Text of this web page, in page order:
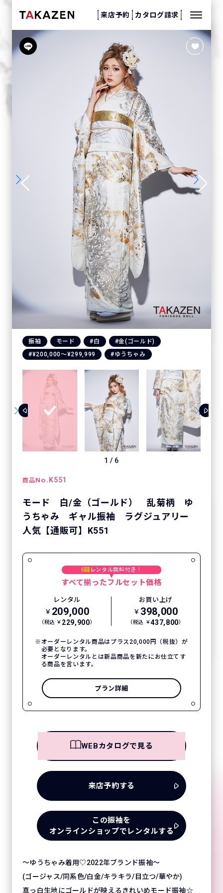
来店予約 カタログ請求
振袖 モード #白
#金(ゴールド)
#¥200,000〜¥299,999
#ゆうちゃみ
1 / 6
商品No. K551
モード 白/金（ゴールド） 乱菊柄 ゆ
うちゃみ ギャル振袖 ラグジュアリー
人気【通販可】K551
5回 レンタル無料付き！
すべて揃ったフルセット価格
レンタル
￥ 209,000
（税込 ￥ 229,900）
お買い上げ
￥ 398,000
（税込 ￥437,800）
オーダーレンタル商品はプラス20,000円（税抜）が
必要となります。
オーダーレンタルとは新品商品を新たにお仕立てす
る商品を言います。
プラン詳細
WEBカタログで見る
来店予約する
この振袖を
オンラインショップでレンタルする
～ゆうちゃみ着用♡2022年ブランド振袖～
(ゴージャス/同系色/白金/キラキラ/目立つ/華やか)
真っ白生地にゴールドが映えるきれいめモード振袖☆